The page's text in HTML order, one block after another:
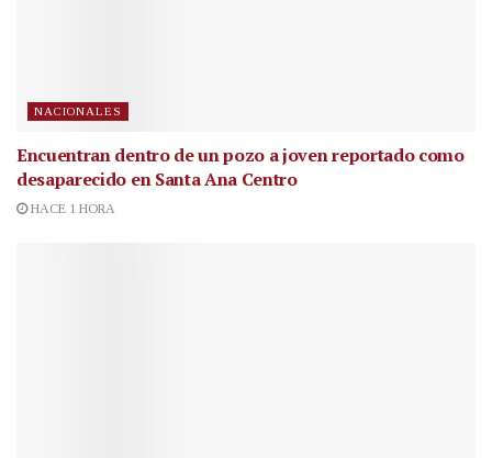
NACIONALES
Encuentran dentro de un pozo a joven reportado como
desaparecido en Santa Ana Centro
HACE 1 HORA